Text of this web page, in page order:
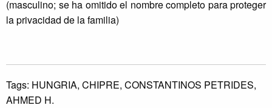
(masculino; se ha omitido el nombre completo para proteger
la privacidad de la familia)
Tags: HUNGRIA, CHIPRE, CONSTANTINOS PETRIDES,
AHMED H.